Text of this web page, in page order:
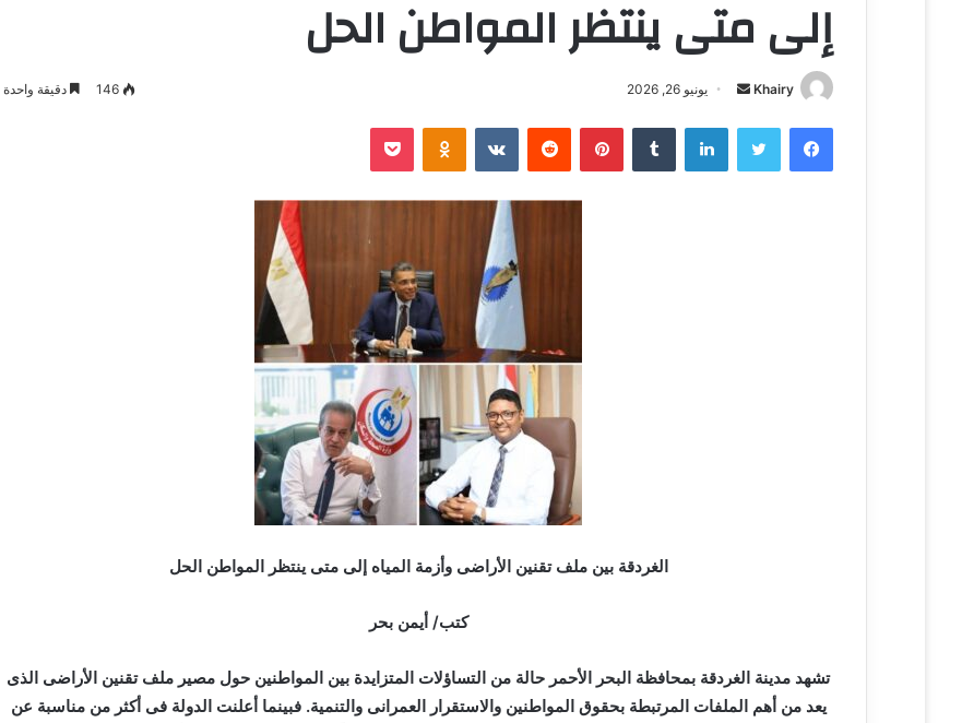
إلى متى ينتظر المواطن الحل
Khairy
أ
ل
يونيو 26, 2026 146 دقيقة واحدة
فيسبوك تويتر لينكدإن ‏Tumblr بينتيريست ‏Reddit
‏VKontakte
Odnoklassniki بوكيت
الغردقة بين ملف تقنين الأراضى وأزمة المياه إلى متى ينتظر المواطن الحل
كتب/ أيمن بحر
تشهد مدينة الغردقة بمحافظة البحر الأحمر حالة من التساؤلات المتزايدة بين المواطنين حول مصير ملف تقنين الأراضى الذى
يعد من أهم الملفات المرتبطة بحقوق المواطنين والاستقرار العمرانى والتنمية. فبينما أعلنت الدولة فى أكثر من مناسبة عن